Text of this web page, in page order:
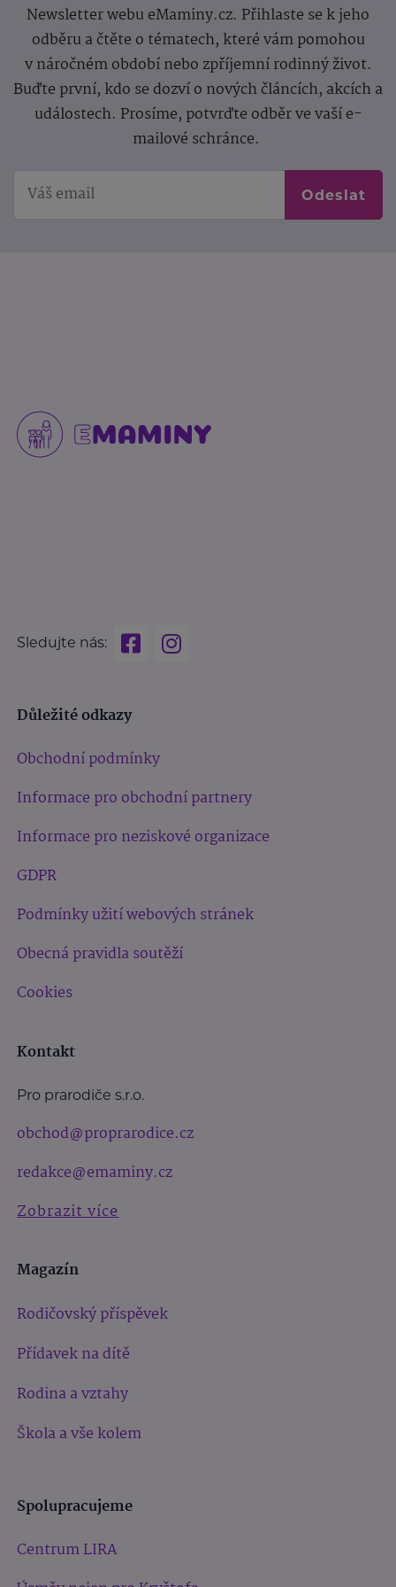
Newsletter webu eMaminy.cz. Přihlaste se k jeho
odběru a čtěte o tématech, které vám pomohou
v náročném období nebo zpříjemní rodinný život.
Buďte první, kdo se dozví o nových článcích, akcích a
událostech. Prosíme, potvrďte odběr ve vaší e-
mailové schránce.
Odeslat
Sledujte nás:
Důležité odkazy
Obchodní podmínky
Informace pro obchodní partnery
Informace pro neziskové organizace
GDPR
Podmínky užití webových stránek
Obecná pravidla soutěží
Cookies
Kontakt
Pro prarodiče s.r.o.
obchod@proprarodice.cz
redakce@emaminy.cz
Zobrazit více
Magazín
Rodičovský příspěvek
Přídavek na dítě
Rodina a vztahy
Škola a vše kolem
Spolupracujeme
Centrum LIRA